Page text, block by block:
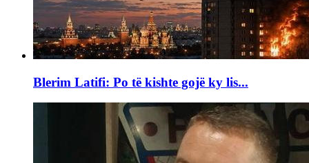
Blerim Latifi: Po të kishte gojë ky lis...